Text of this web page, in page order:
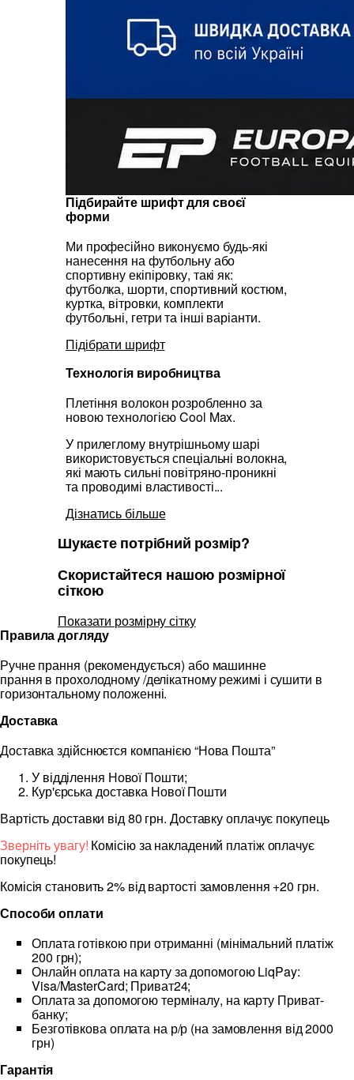
Підбирайте шрифт для своєї
форми
Ми професійно виконуємо будь-які
нанесення на футбольну або
спортивну екіпіровку, такі як:
футболка, шорти, спортивний костюм,
куртка, вітровки, комплекти
футбольні, гетри та інші варіанти.
Підібрати шрифт
Технологія виробництва
Плетіння волокон розробленно за
новою технологією Cool Max.
У прилеглому внутрішньому шарі
використовується спеціальні волокна,
які мають сильні повітряно-проникні
та проводимі властивості...
Дізнатись більше
Шукаєте потрібний розмір?
Скористайтеся нашою розмірної
сіткою
Показати розмірну сітку
Правила догляду
Ручне прання (рекомендується) або машинне
прання в прохолодному /делікатному режимі і сушити в
горизонтальному положенні.
Доставка
Доставка здійснюєтся компанією “Нова Пошта”
У відділення Нової Пошти;
Кур'єрська доставка Нової Пошти
Вартість доставки від 80 грн. Доставку оплачує покупець
Зверніть увагу! Комісію за накладений платіж оплачує
покупець!
Комісія становить 2% від вартості замовлення +20 грн.
Способи оплати
Оплата готівкою при отриманні (мінімальний платіж
200 грн);
Онлайн оплата на карту за допомогою LiqPay:
Visa/MasterCard; Приват24;
Оплата за допомогою терміналу, на карту Приват-
банку;
Безготівкова оплата на р/р (на замовлення від 2000
грн)
Гарантія